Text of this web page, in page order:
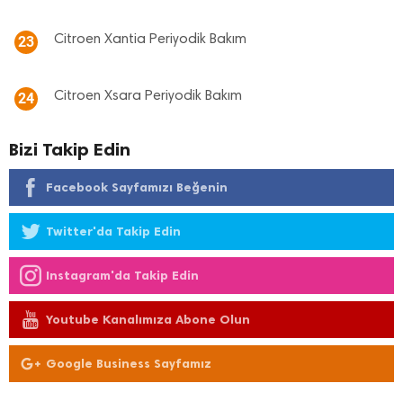
23 Citroen Xantia Periyodik Bakım
24 Citroen Xsara Periyodik Bakım
Bizi Takip Edin
Facebook Sayfamızı Beğenin
Twitter'da Takip Edin
Instagram'da Takip Edin
Youtube Kanalımıza Abone Olun
Google Business Sayfamız